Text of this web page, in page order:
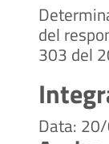
del
303 del
Data: